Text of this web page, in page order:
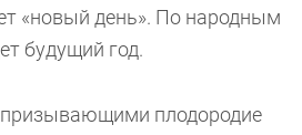
«новый день». По народным
будущий год.
призывающими плодородие